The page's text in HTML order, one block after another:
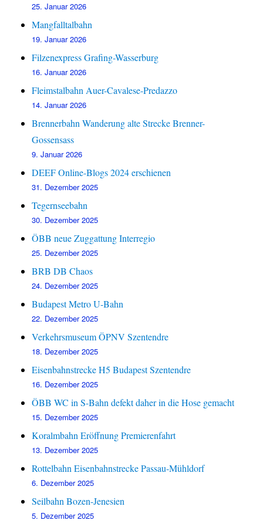
25. Januar 2026
Mangfalltalbahn
19. Januar 2026
Filzenexpress Grafing-Wasserburg
16. Januar 2026
Fleimstalbahn Auer-Cavalese-Predazzo
14. Januar 2026
Brennerbahn Wanderung alte Strecke Brenner-
Gossensass
9. Januar 2026
DEEF Online-Blogs 2024 erschienen
31. Dezember 2025
Tegernseebahn
30. Dezember 2025
ÖBB neue Zuggattung Interregio
25. Dezember 2025
BRB DB Chaos
24. Dezember 2025
Budapest Metro U-Bahn
22. Dezember 2025
Verkehrsmuseum ÖPNV Szentendre
18. Dezember 2025
Eisenbahnstrecke H5 Budapest Szentendre
16. Dezember 2025
ÖBB WC in S-Bahn defekt daher in die Hose gemacht
15. Dezember 2025
Koralmbahn Eröffnung Premierenfahrt
13. Dezember 2025
Rottelbahn Eisenbahnstrecke Passau-Mühldorf
6. Dezember 2025
Seilbahn Bozen-Jenesien
5. Dezember 2025